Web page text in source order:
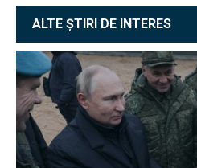
ALTE ȘTIRI DE INTERES